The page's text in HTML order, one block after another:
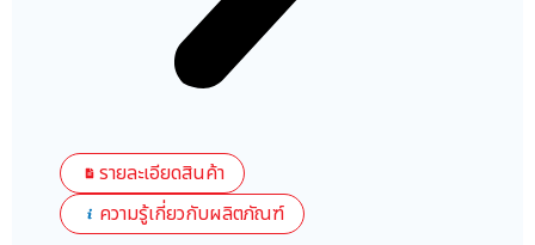
รายละเอียดสินค้า
ความรู้เกี่ยวกับผลิตภัณฑ์